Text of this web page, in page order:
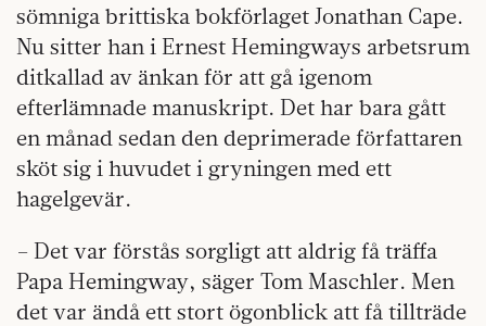
sömniga brittiska bokförlaget Jonathan Cape.
Nu sitter han i Ernest Hemingways arbetsrum
ditkallad av änkan för att gå igenom
efterlämnade manuskript. Det har bara gått
en månad sedan den deprimerade författaren
sköt sig i huvudet i gryningen med ett
hagelgevär.
– Det var förstås sorgligt att aldrig få träffa
Papa Hemingway, säger Tom Maschler. Men
det var ändå ett stort ögonblick att få tillträde